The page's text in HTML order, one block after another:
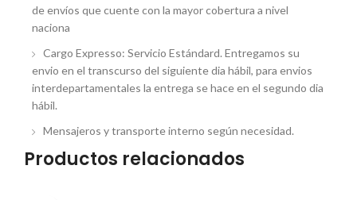
de envíos que cuente con la mayor cobertura a nivel
naciona
Cargo Expresso: Servicio Estándard. Entregamos su
envio en el transcurso del siguiente dia hábil, para envios
interdepartamentales la entrega se hace en el segundo dia
hábil.
Mensajeros y transporte interno según necesidad.
Productos relacionados